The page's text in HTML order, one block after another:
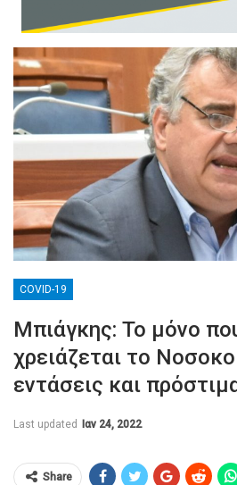
COVID-19
Μπιάγκης: Το μόνο
χρειάζεται το
εντάσεις και
Last updated Ιαν 24, 2022
Share